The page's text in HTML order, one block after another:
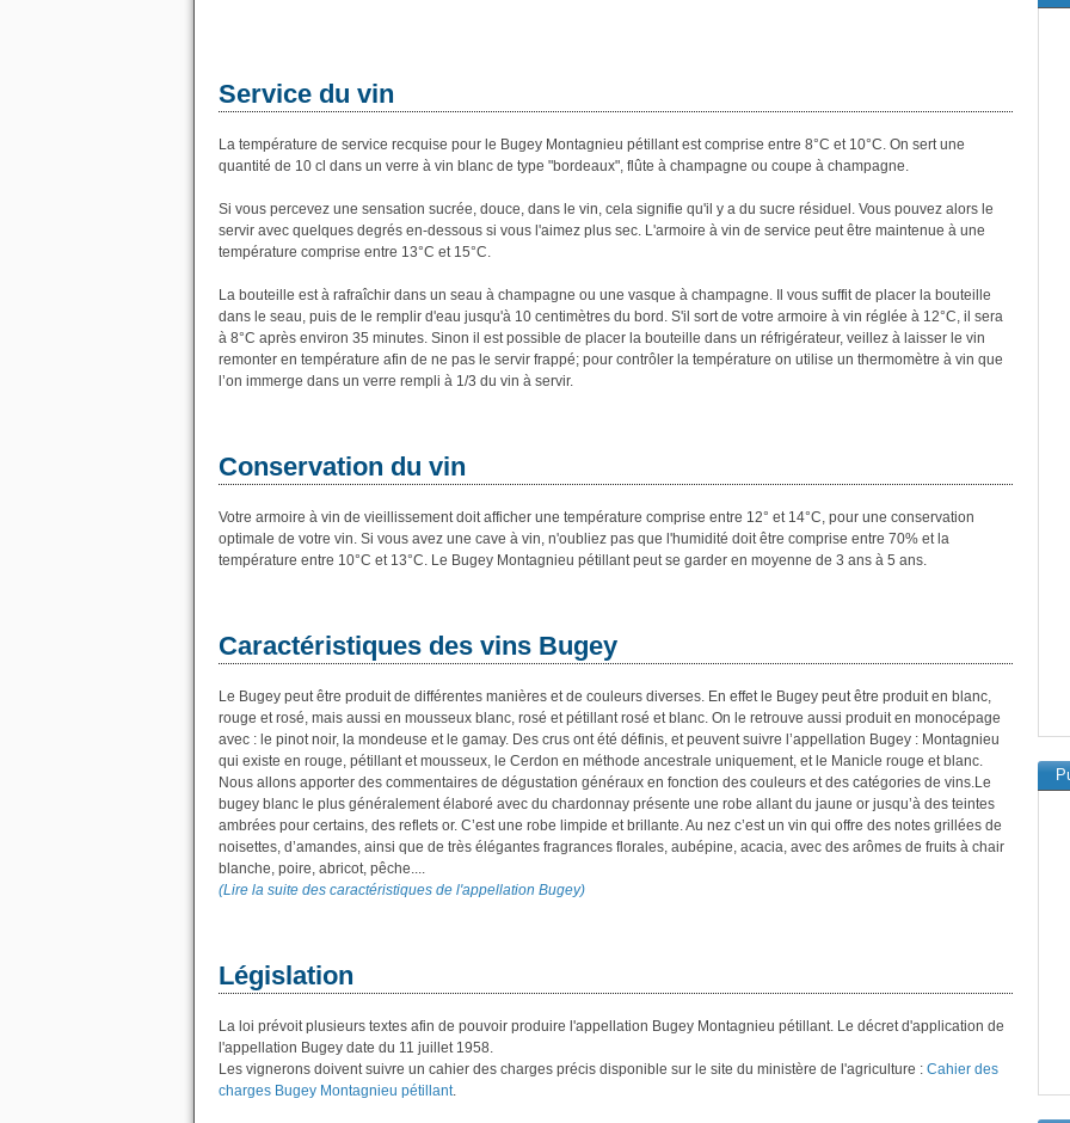
Service du vin
La température de service recquise pour le Bugey Montagnieu pétillant est comprise entre 8°C et 10°C. On sert une
quantité de 10 cl dans un verre à vin blanc de type "bordeaux", flûte à champagne ou coupe à champagne.
Si vous percevez une sensation sucrée, douce, dans le vin, cela signifie qu'il y a du sucre résiduel. Vous pouvez alors le
servir avec quelques degrés en-dessous si vous l'aimez plus sec. L'armoire à vin de service peut être maintenue à une
température comprise entre 13°C et 15°C.
La bouteille est à rafraîchir dans un seau à champagne ou une vasque à champagne. Il vous suffit de placer la bouteille
dans le seau, puis de le remplir d'eau jusqu'à 10 centimètres du bord. S'il sort de votre armoire à vin réglée à 12°C, il sera
à 8°C après environ 35 minutes. Sinon il est possible de placer la bouteille dans un réfrigérateur, veillez à laisser le vin
remonter en température afin de ne pas le servir frappé; pour contrôler la température on utilise un thermomètre à vin que
l’on immerge dans un verre rempli à 1/3 du vin à servir.
Conservation du vin
Votre armoire à vin de vieillissement doit afficher une température comprise entre 12° et 14°C, pour une conservation
optimale de votre vin. Si vous avez une cave à vin, n'oubliez pas que l'humidité doit être comprise entre 70% et la
température entre 10°C et 13°C. Le Bugey Montagnieu pétillant peut se garder en moyenne de 3 ans à 5 ans.
Caractéristiques des vins Bugey
Le Bugey peut être produit de différentes manières et de couleurs diverses. En effet le Bugey peut être produit en blanc,
rouge et rosé, mais aussi en mousseux blanc, rosé et pétillant rosé et blanc. On le retrouve aussi produit en monocépage
avec : le pinot noir, la mondeuse et le gamay. Des crus ont été définis, et peuvent suivre l’appellation Bugey : Montagnieu
qui existe en rouge, pétillant et mousseux, le Cerdon en méthode ancestrale uniquement, et le Manicle rouge et blanc.
Nous allons apporter des commentaires de dégustation généraux en fonction des couleurs et des catégories de vins.Le
bugey blanc le plus généralement élaboré avec du chardonnay présente une robe allant du jaune or jusqu’à des teintes
ambrées pour certains, des reflets or. C’est une robe limpide et brillante. Au nez c’est un vin qui offre des notes grillées de
noisettes, d’amandes, ainsi que de très élégantes fragrances florales, aubépine, acacia, avec des arômes de fruits à chair
blanche, poire, abricot, pêche....
(Lire la suite des caractéristiques de l'appellation Bugey)
Législation
La loi prévoit plusieurs textes afin de pouvoir produire l'appellation Bugey Montagnieu pétillant. Le décret d'application de
l'appellation Bugey date du 11 juillet 1958.
Les vignerons doivent suivre un cahier des charges précis disponible sur le site du ministère de l'agriculture : Cahier des
charges Bugey Montagnieu pétillant.